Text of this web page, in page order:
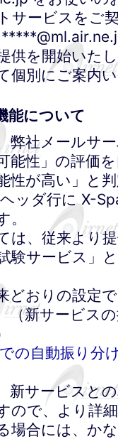
サービスをご
供を開始いた
個別にご案内
能について
弊社メールサ
能性」の評価
性が高い」と
ッダ行に X-
は、従来より
験サービス」
どおりの設定
（新サービス
の自動振り分
新サービスと
ので、より詳
場合には、か